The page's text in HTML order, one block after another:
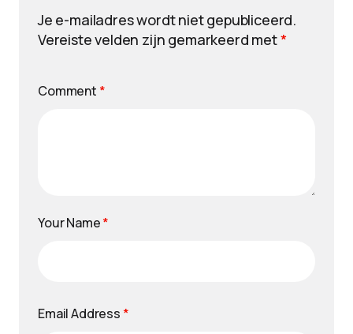
Je e-mailadres wordt niet gepubliceerd.
Vereiste velden zijn gemarkeerd met*
Comment *
Your Name*
Email Address *